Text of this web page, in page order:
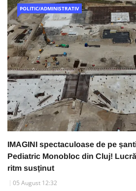
POLITIC/ADMINISTRATIV
IMAGINI spectaculoase de pe
Pediatric Monobloc din Cluj!
ritm susținut
05 August 12:32